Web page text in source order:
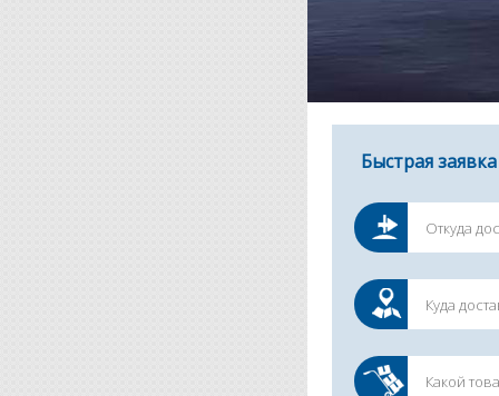
Быстрая заявка